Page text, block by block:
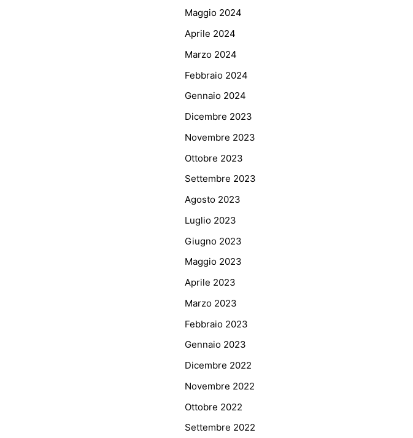
Maggio 2024
Aprile 2024
Marzo 2024
Febbraio 2024
Gennaio 2024
Dicembre 2023
Novembre 2023
Ottobre 2023
Settembre 2023
Agosto 2023
Luglio 2023
Giugno 2023
Maggio 2023
Aprile 2023
Marzo 2023
Febbraio 2023
Gennaio 2023
Dicembre 2022
Novembre 2022
Ottobre 2022
Settembre 2022